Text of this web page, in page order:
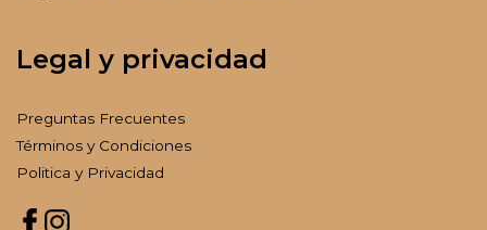
Legal y privacidad
Preguntas Frecuentes
Términos y Condiciones
Politica y Privacidad